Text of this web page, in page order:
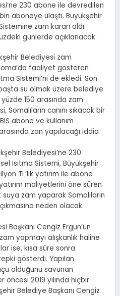
230 abone ile devredilen
aboneye ulaştı. Büyükşehir
zam kararı aldı.
günlerde açıklanacak.
Belediyesi zam
faaliyet gösteren
Sistemi’ni de ekledi. Son
su olmak üzere belediye
150 arasında zam
canını sıkacak bir
abone ve kullanım
zan yapılacağı iddia
Belediyesi’ne 230
Isıtma Sistemi, Büyükşehir
TL’lik yatırım ile abone
maliyetlerini öne süren
zam yaparak Somalıların
neden olacak.
Başkanı Cengiz Ergün’ün
yapmayı alışkanlık haline
ise, kısa süre sonra
gösterdi. Yapılan
olduğunu savunan
2019 yılında hiçbir
Belediye Başkanı Cengiz